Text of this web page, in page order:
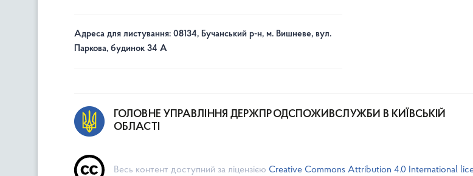
Адреса для листування: 08134, Бучанський р-н, м. Вишневе, вул.
Паркова, будинок 34 А
ГОЛОВНЕ УПРАВЛІННЯ ДЕРЖПРОДСПОЖИВСЛУЖБИ В КИЇВСЬКІЙ
ОБЛАСТІ
Весь контент доступний за ліцензією Creative Commons Attribution 4.0 International